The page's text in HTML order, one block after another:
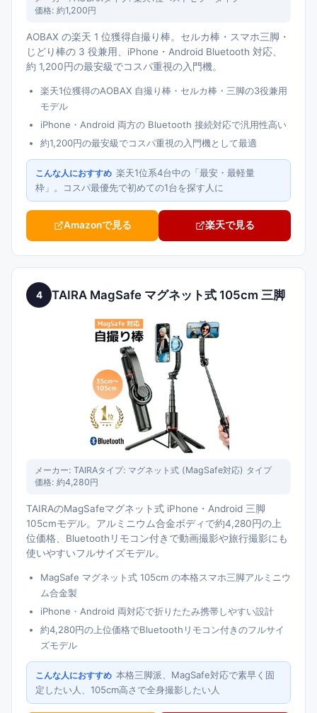
価格: 約1,200円
AOBAX の楽天 1 位獲得自撮り棒。セルカ棒・スマホ三脚・
じどり棒の 3 役兼用、iPhone・Android Bluetooth 対応、
約 1,200円の最安級でコスパ重視の入門機。
楽天1位獲得のAOBAX 自撮り棒・セルカ棒・三脚の3役兼用
モデル
iPhone・Android 両方の Bluetooth 接続対応で汎用性高い
約1,200円の最安級でコスパ重視の入門機として最適
こんな人におすすめ 楽天1位系4台中の「最安・最軽量
枠」。コスパ最優先で初めての1台を探す人に
Amazonで見る 楽天で見る
4 TAIRA MagSafe マグネット式 105cm 三脚
メーカー: TAIRAタイプ: マグネット式 (MagSafe対応) タイプ
価格: 約4,280円
TAIRAのMagSafeマグネット式 iPhone・Android 三脚
105cmモデル。アルミニウム合金ボディで約4,280円の上
位価格、Bluetoothリモコン付きで動画撮影や旅行撮影にも
使いやすいフルサイズモデル。
MagSafe マグネット式 105cm の本格スマホ三脚アルミニウ
ム合金製
iPhone・Android 両対応で折りたたみ携帯しやすい設計
約4,280円の上位価格でBluetoothリモコン付きのフルサイ
ズモデル
こんな人におすすめ 本格三脚派、MagSafe対応で素早く固
定したい人、105cm高さで全身撮影したい人